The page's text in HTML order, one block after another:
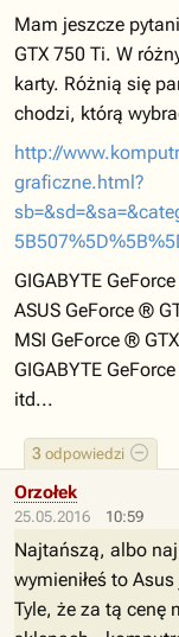
3 odpowiedzi
Mam jeszcze
GTX 750 Ti. W
karty. Różnią się
chodzi, którą
http://
graficzne.html?
GIGABYTE
ASUS GeForce ®
MSI GeForce ®
GIGABYTE
itd...
25.05.2016 10:59
Orzołek
Najtańszą, albo
wymieniłeś to
Tyle, że za tą cenę